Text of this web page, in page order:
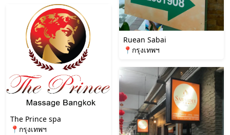
The Prince spa
📍กรุงเทพฯ
Ruean Sabai
📍กรุงเทพฯ